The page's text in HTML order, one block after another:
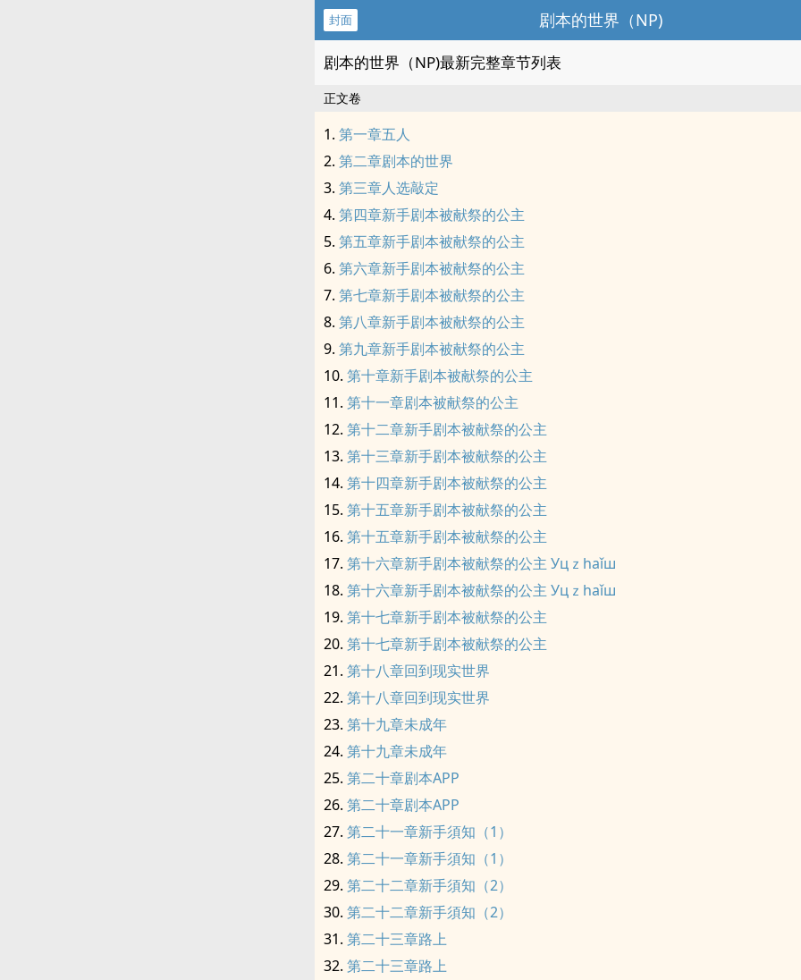
封面 剧本的世界（NP)
剧本的世界（NP)最新完整章节列表
正文卷
第一章五人
第二章剧本的世界
第三章人选敲定
第四章新手剧本被献祭的公主
第五章新手剧本被献祭的公主
第六章新手剧本被献祭的公主
第七章新手剧本被献祭的公主
第八章新手剧本被献祭的公主
第九章新手剧本被献祭的公主
第十章新手剧本被献祭的公主
第十一章剧本被献祭的公主
第十二章新手剧本被献祭的公主
第十三章新手剧本被献祭的公主
第十四章新手剧本被献祭的公主
第十五章新手剧本被献祭的公主
第十五章新手剧本被献祭的公主
第十六章新手剧本被献祭的公主 Уцｚhaǐш
第十六章新手剧本被献祭的公主 Уцｚhaǐш
第十七章新手剧本被献祭的公主
第十七章新手剧本被献祭的公主
第十八章回到现实世界
第十八章回到现实世界
第十九章未成年
第十九章未成年
第二十章剧本APP
第二十章剧本APP
第二十一章新手須知（1）
第二十一章新手須知（1）
第二十二章新手須知（2）
第二十二章新手須知（2）
第二十三章路上
第二十三章路上